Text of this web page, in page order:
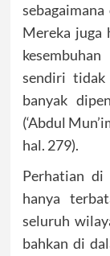
Mereka juga
sendiri tidak
banyak
(‘Abdul
hal. 279).
Perhatian
hanya
seluruh
bahkan di